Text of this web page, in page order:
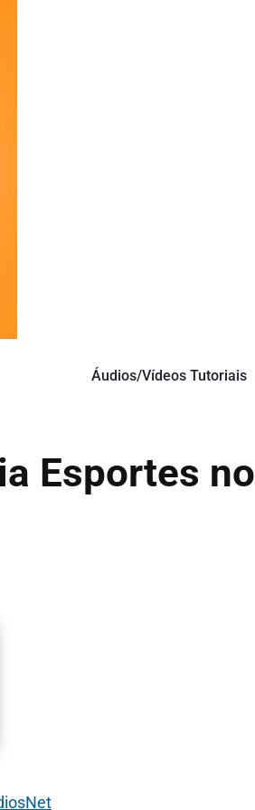
Áudios/Vídeos Tutoriais
Esportes no